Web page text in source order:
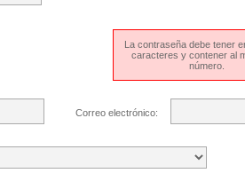
La contraseña debe tener
caracteres y contener al
número.
Correo electrónico: